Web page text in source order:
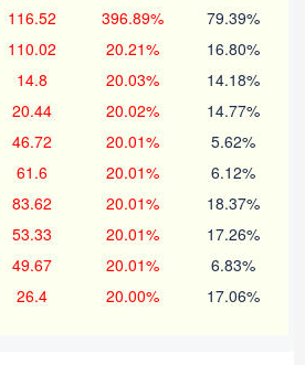
116.52 396.89% 79.39%
110.02 20.21% 16.80%
14.8 20.03% 14.18%
20.44 20.02% 14.77%
46.72 20.01% 5.62%
61.6 20.01% 6.12%
83.62 20.01% 18.37%
53.33 20.01% 17.26%
49.67 20.01% 6.83%
26.4 20.00% 17.06%